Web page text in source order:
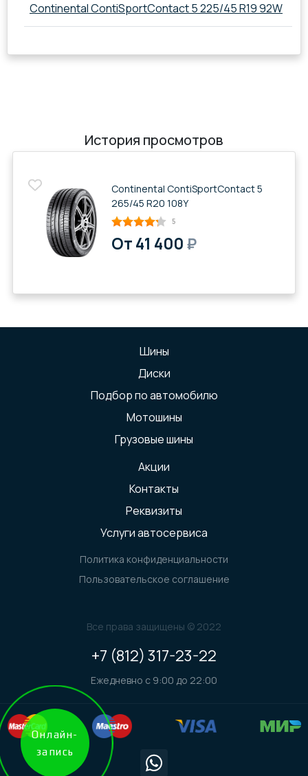
Continental ContiSportContact 5 225/45 R19 92W
История просмотров
Continental ContiSportContact 5
265/45 R20 108Y
5
От 41 400₽
Шины
Диски
Подбор по автомобилю
Мотошины
Грузовые шины
Акции
Контакты
Реквизиты
Услуги автосервиса
Политика конфиденциальности
Пользовательское соглашение
Все права защищены © 2022
+7 (812) 317-23-22
Ежедневно с 9:00 до 22:00
Онлайн-
запись